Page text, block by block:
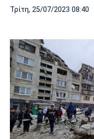
Τρίτη, 25/07/2023 08:40